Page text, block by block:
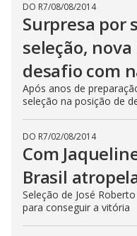
DO R7/08/08/2014
Surpresa por
seleção,
desafio com
Após anos de
seleção na posição de
DO R7/02/08/2014
Com
Brasil
Seleção de José
para conseguir a vitória